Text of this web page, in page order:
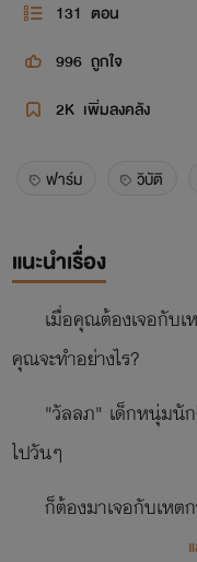
131 ตอน
996 ถูกใจ
2K เพิ่มลงคลัง
ฟาร์ม วิบัติ
แนะนำเรื่อง
เมื่อคุณต้องเจอกับ
คุณจะทำอย่างไร?
"วัลลภ" เด็กหนุ่มนั
ไปวันๆ
ก็ต้องมาเจอกับเห